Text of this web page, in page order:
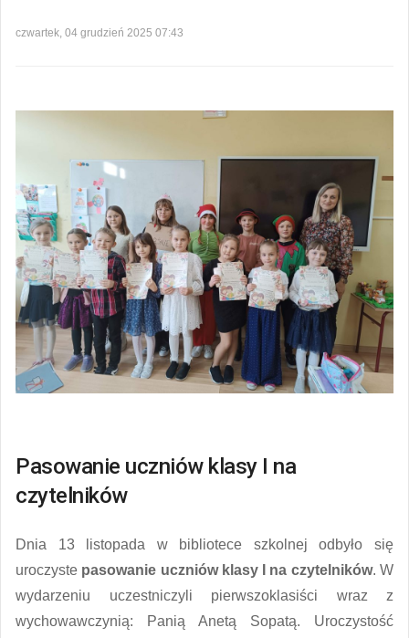
czwartek, 04 grudzień 2025 07:43
Pasowanie uczniów klasy I na
czytelników
Dnia 13 listopada w bibliotece szkolnej odbyło się
uroczyste pasowanie uczniów klasy I na czytelników. W
wydarzeniu uczestniczyli pierwszoklasiści wraz z
wychowawczynią: Panią Anetą Sopatą. Uroczystość